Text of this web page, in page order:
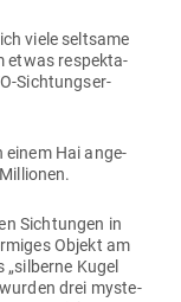
viele seltsame
etwas respek­ta­
Sich­tungs­er­
einem Hai ange­
Sich­tungen in
Objekt am
Kugel
drei mys­te­